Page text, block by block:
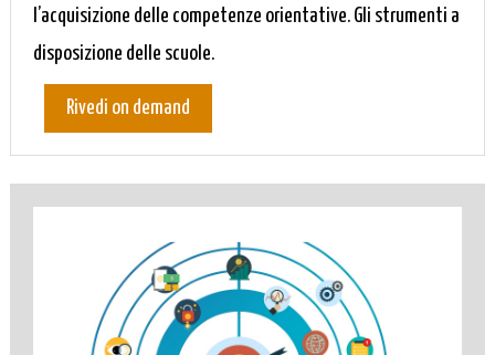
l’acquisizione delle competenze orientative. Gli strumenti a
disposizione delle scuole.
Rivedi on demand